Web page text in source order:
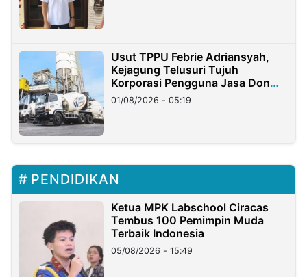
Usut TPPU Febrie Adriansyah,
Kejagung Telusuri Tujuh
Korporasi Pengguna Jasa Don
Ritto
01/08/2026 - 05:19
PENDIDIKAN
Ketua MPK Labschool Ciracas
Tembus 100 Pemimpin Muda
Terbaik Indonesia
05/08/2026 - 15:49